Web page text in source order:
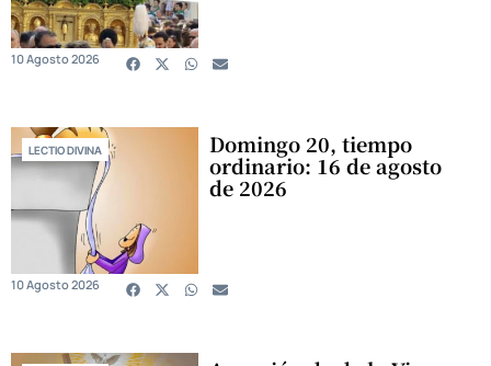
10 Agosto 2026
LECTIO DIVINA Domingo 20, tiempo
ordinario: 16 de agosto
de 2026
10 Agosto 2026